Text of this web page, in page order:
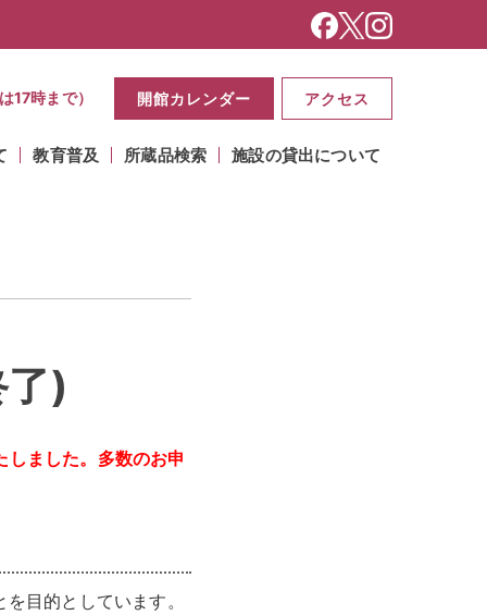
17時まで） 開館カレンダー アクセス
教育普及 所蔵品検索 施設の貸出について
)
ました。多数のお申
目的としています。